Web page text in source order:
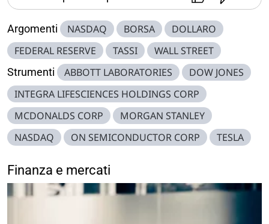
Argomenti NASDAQ BORSA
DOLLARO
FEDERAL RESERVE
TASSI WALL STREET
Strumenti ABBOTT LABORATORIES
DOW JONES
INTEGRA LIFESCIENCES HOLDINGS CORP
MCDONALDS CORP
MORGAN STANLEY
NASDAQ
ON SEMICONDUCTOR CORP TESLA
Finanza e mercati